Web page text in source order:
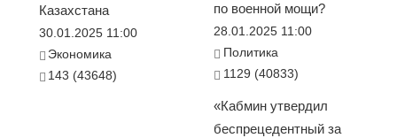
Казахстана
30.01.2025 11:00
Экономика
143 (43648)
по военной мощи?
28.01.2025 11:00
Политика
1129 (40833)
«Кабмин утвердил
беспрецедентный за